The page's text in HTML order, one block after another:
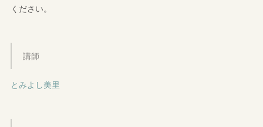
ください。
講師
とみよし美里